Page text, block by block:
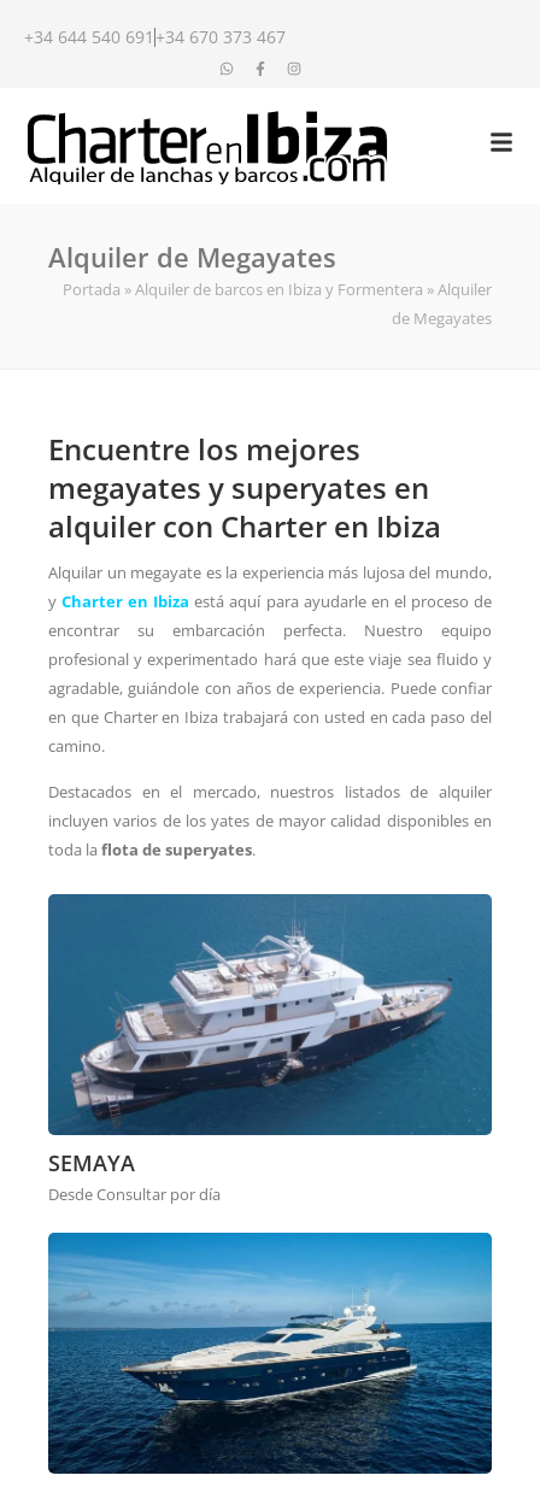
+34 644 540 691 +34 670 373 467
Alquiler de Megayates
Portada »Alquiler de barcos en Ibiza y Formentera »Alquiler
de Megayates
Encuentre los mejores
megayates y superyates en
alquiler con Charter en Ibiza
Alquilar un megayate es la experiencia más lujosa del mundo,
y Charter en Ibiza está aquí para ayudarle en el proceso de
encontrar su embarcación perfecta. Nuestro equipo
profesional y experimentado hará que este viaje sea fluido y
agradable, guiándole con años de experiencia. Puede confiar
en que Charter en Ibiza trabajará con usted en cada paso del
camino.
Destacados en el mercado, nuestros listados de alquiler
incluyen varios de los yates de mayor calidad disponibles en
toda la flota de superyates.
SEMAYA
Desde Consultar por día